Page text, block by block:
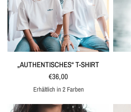
SCHNELLANSICHT
„AUTHENTISCHES“ T-SHIRT
€36,00
BlauLachsrosa
Erhältlich in 2 Farben